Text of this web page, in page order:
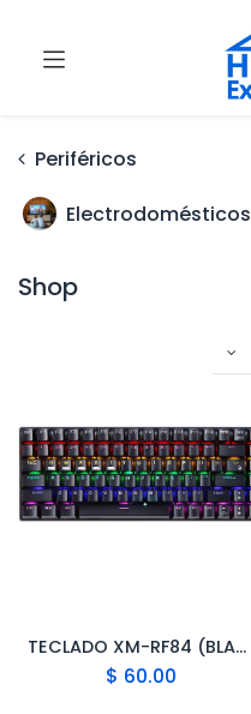
Periféricos
Electrodomésticos
Shop
TECLADO XM-RF84 (BLACK - RGB) MECHANICAL KEYBOARD BLUETOOTH + CABLE
$ 60.00